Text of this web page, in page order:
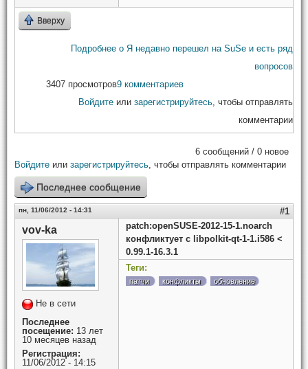
Вверху
Подробнее о Я недавно перешел на SuSe и есть ряд
вопросов
3407 просмотров9 комментариев
Войдите или зарегистрируйтесь, чтобы отправлять
комментарии
6 сообщений / 0 новое
Войдите или зарегистрируйтесь, чтобы отправлять комментарии
Последнее сообщение
пн, 11/06/2012 - 14:31 #1
vov-ka
Не в сети
Последнее
посещение: 13 лет
10 месяцев назад
Регистрация:
11/06/2012 - 14:15
patch:openSUSE-2012-15-1.noarch
конфликтует с libpolkit-qt-1-1.i586 <
0.99.1-16.3.1
Теги:
патчи конфликты обновление